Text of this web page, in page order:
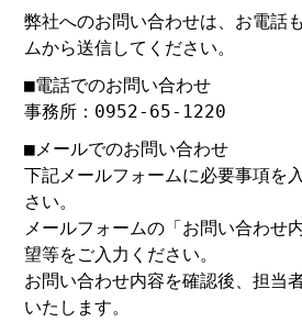
弊社へのお問い合わせは、お電話
ムから送信してください。
■電話でのお問い合わせ
事務所：0952-65-1220
■メールでのお問い合わせ
下記メールフォームに必要事項を
さい。
メールフォームの「お問い合わせ
望等をご入力ください。
お問い合わせ内容を確認後、担当
いたします。